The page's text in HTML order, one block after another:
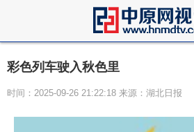
彩色列车驶入秋色里
时间：2025-09-26 21:22:18 来源：湖北日报